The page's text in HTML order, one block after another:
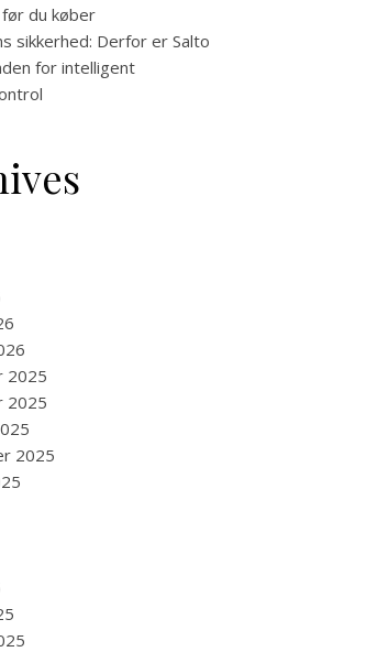
du køber
sikkerhed: Derfor er Salto
for intelligent
2025
2025
2025